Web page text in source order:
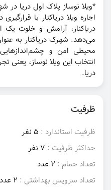
*ویلا نوساز پلاک اول دریا در
اجاره ویلا دریاکنار با
دریاکنار، آرامش و خلوت یک
می‌دهد. شهرک دریاکنار به
محیطی امن و
انتخاب این ویلا نوساز، یعنی
دریا.
ظرفیت
ظرفیت استاندارد : 5 نفر
حداکثر ظرفیت : 7 نفر
تعداد حمام : 2 عدد
تعداد سرویس بهداشتی : 2 عدد